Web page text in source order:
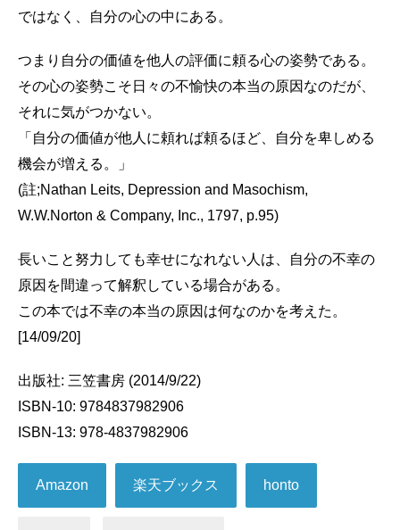
ではなく、自分の心の中にある。
つまり自分の価値を他人の評価に頼る心の姿勢である。
その心の姿勢こそ日々の不愉快の本当の原因なのだが、
それに気がつかない。
「自分の価値が他人に頼れば頼るほど、自分を卑しめる
機会が増える。」
(註;Nathan Leits, Depression and Masochism,
W.W.Norton & Company, Inc., 1797, p.95)
長いこと努力しても幸せになれない人は、自分の不幸の
原因を間違って解釈している場合がある。
この本では不幸の本当の原因は何なのかを考えた。
[14/09/20]
出版社: 三笠書房 (2014/9/22)
ISBN-10: 9784837982906
ISBN-13: 978-4837982906
Amazon 楽天ブックス honto